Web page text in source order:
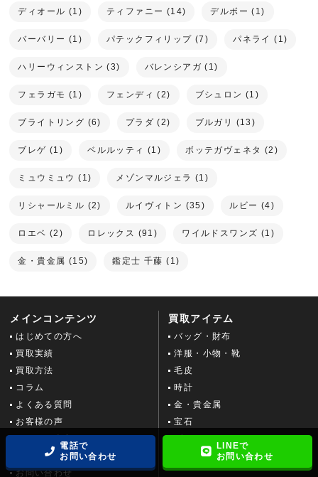
ディオール (1) ティファニー (14) デルボー (1)
バーバリー (1) パテックフィリップ (7) パネライ (1)
ハリーウィンストン (3) バレンシアガ (1)
フェラガモ (1) フェンディ (2) ブシュロン (1)
ブライトリング (6) プラダ (2) ブルガリ (13)
ブレゲ (1) ベルルッティ (1) ボッテガヴェネタ (2)
ミュウミュウ (1) メゾンマルジェラ (1)
リシャールミル (2) ルイヴィトン (35) ルビー (4)
ロエベ (2) ロレックス (91) ワイルドスワンズ (1)
金・貴金属 (15) 鑑定士 千藤 (1)
メインコンテンツ
はじめての方へ
買取実績
買取方法
コラム
よくある質問
お客様の声
おまとめ査定
高価買取できる理由
お問い合わせ
買取アイテム
バッグ・財布
洋服・小物・靴
毛皮
時計
金・貴金属
宝石
ブランドジュエリー
ダイヤモンド
電話で
お問い合わせ
LINEで
お問い合わせ